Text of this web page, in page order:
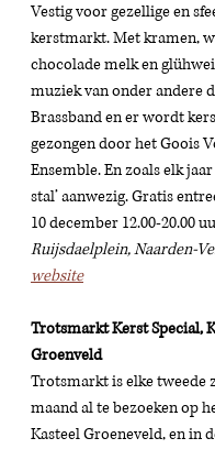
Vestig voor gezellige en
kerstmarkt. Met kramen,
chocolade melk en
muziek van onder andere
Brassband en er wordt
gezongen door het Goois
Ensemble. En zoals elk
stal’ aanwezig. Gratis
10 december 12.00-20.00
Ruijsdaelplein, Naarden-
website
Trotsmarkt Kerst Special,
Groenveld
Trotsmarkt is elke tweede
maand al te bezoeken op
Kasteel Groeneveld, en in